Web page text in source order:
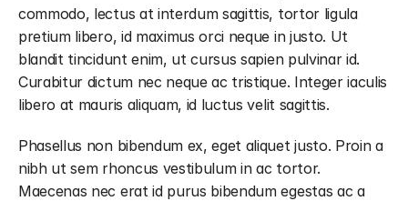
commodo, lectus at interdum sagittis, tortor ligula
pretium libero, id maximus orci neque in justo. Ut
blandit tincidunt enim, ut cursus sapien pulvinar id.
Curabitur dictum nec neque ac tristique. Integer iaculis
libero at mauris aliquam, id luctus velit sagittis.
Phasellus non bibendum ex, eget aliquet justo. Proin a
nibh ut sem rhoncus vestibulum in ac tortor.
Maecenas nec erat id purus bibendum egestas ac a